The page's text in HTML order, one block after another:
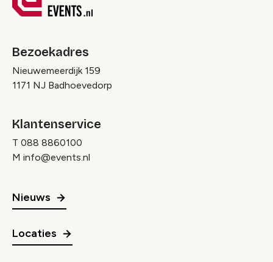
Bezoekadres
Nieuwemeerdijk 159
1171 NJ Badhoevedorp
Klantenservice
T 088 8860100
M info@events.nl
Nieuws
Locaties